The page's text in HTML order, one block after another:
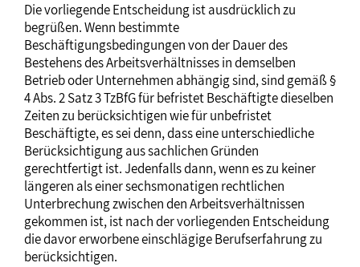
Die vorliegende Entscheidung ist ausdrücklich zu
begrüßen. Wenn bestimmte
Beschäftigungsbedingungen von der Dauer des
Bestehens des Arbeitsverhältnisses in demselben
Betrieb oder Unternehmen abhängig sind, sind gemäß §
4 Abs. 2 Satz 3 TzBfG für befristet Beschäftigte dieselben
Zeiten zu berücksichtigen wie für unbefristet
Beschäftigte, es sei denn, dass eine unterschiedliche
Berücksichtigung aus sachlichen Gründen
gerechtfertigt ist. Jedenfalls dann, wenn es zu keiner
längeren als einer sechsmonatigen rechtlichen
Unterbrechung zwischen den Arbeitsverhältnissen
gekommen ist, ist nach der vorliegenden Entscheidung
die davor erworbene einschlägige Berufserfahrung zu
berücksichtigen.